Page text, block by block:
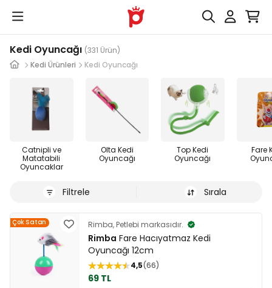
Kedi Oyuncağı (331 Ürün)
Kedi Ürünleri
Kedi Oyuncağı
Catnipli ve
Matatabili
Oyuncaklar
Olta Kedi
Oyuncağı
Top Kedi
Oyuncağı
Fare
Filtrele Sırala
Çok Satan Rimba, Petlebi markasıdır.
Rimba Fare Hacıyatmaz Kedi
Oyuncağı 12cm
4,5 66
69 TL